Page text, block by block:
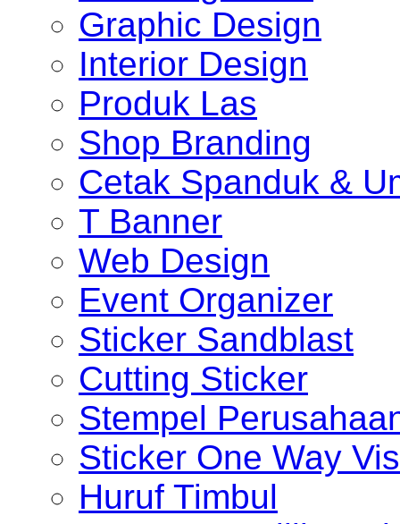
Graphic Design
Interior Design
Produk Las
Shop Branding
Cetak Spanduk &
T Banner
Web Design
Event Organizer
Sticker Sandblast
Cutting Sticker
Stempel
Sticker One Way
Huruf Timbul